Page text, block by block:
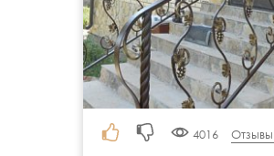
4016